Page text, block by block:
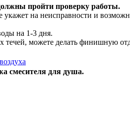
пройти проверку работы.
укажет на неисправности и
на 1-3 дня.
течей, можете делать финишную
смесителя для душа.